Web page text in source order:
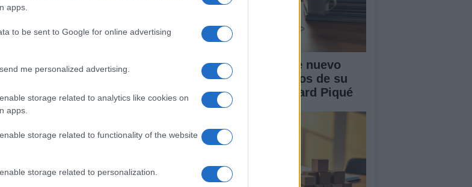
apps.
to be sent to Google for online advertising
me personalized advertising.
storage related to analytics like cookies on
apps.
storage related to functionality of the website
storage related to personalization.
al medio radiofónico
fue el propio emérito el que se lo
Shakira: rumores de nuevo
amor tras cuatro años de su
separación con Gerard Piqué